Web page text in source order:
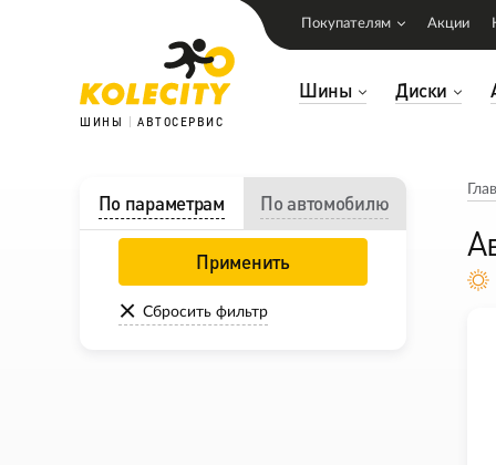
ШИНЫ АВТОСЕРВИС
Шины Диски
Покупателям Акции
По параметрам По автомобилю
Применить
Сбросить фильтр